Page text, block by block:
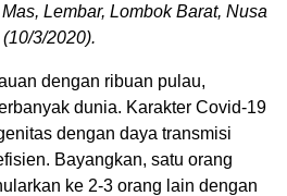
Lembar, Lombok Barat, Nusa
3/2020).
dengan ribuan pulau,
dunia. Karakter Covid-19
dengan daya transmisi
Bayangkan, satu orang
ke 2-3 orang lain dengan